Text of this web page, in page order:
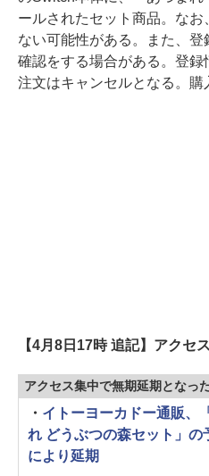
ールされたセット商品。な
ない可能性がある。また、
確認をする場合がある。登録
注文はキャンセルとなる。購
【4月8日17時 追記】アクセ
アクセス集中で無期延期となっ
・ イトーヨーカドー通販、
れ どうぶつの森セット」の
により延期